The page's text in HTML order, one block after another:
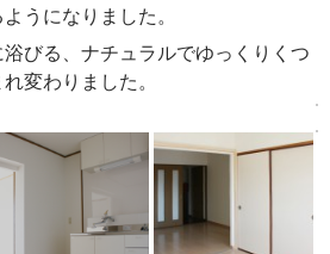
うになりました。
びる、ナチュラルでゆっくりくつ
変わりました。